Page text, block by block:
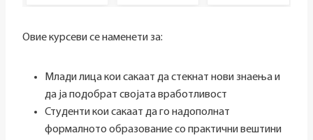
Овие курсеви се наменети за:
Млади лица кои сакаат да стекнат нови знаења и
да ја подобрат својата вработливост
Студенти кои сакаат да го надополнат
формалното образование со практични вештини